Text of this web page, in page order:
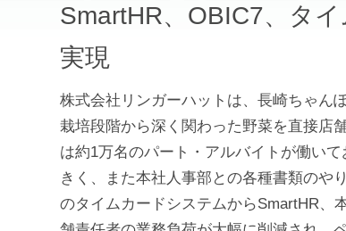
SmartHR、OBIC7、タ
実現
株式会社リンガーハットは、長崎ちゃん
栽培段階から深く関わった野菜を直接店
は約1万名のパート・アルバイトが働い
きく、また本社人事部との各種書類のや
のタイムカードシステムからSmartHR、